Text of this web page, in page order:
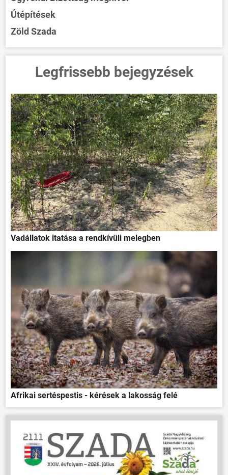
ÖNKORMÁNYZAT
ÜGYINTÉZÉS
KÖZÖSSÉG
HÍREK
VÁLASZTÁSOK
Útépítések
Zöld Szada
Legfrissebb bejegyzések
Vadállatok itatása a rendkívüli melegben
Afrikai sertéspestis - kérések a lakosság felé